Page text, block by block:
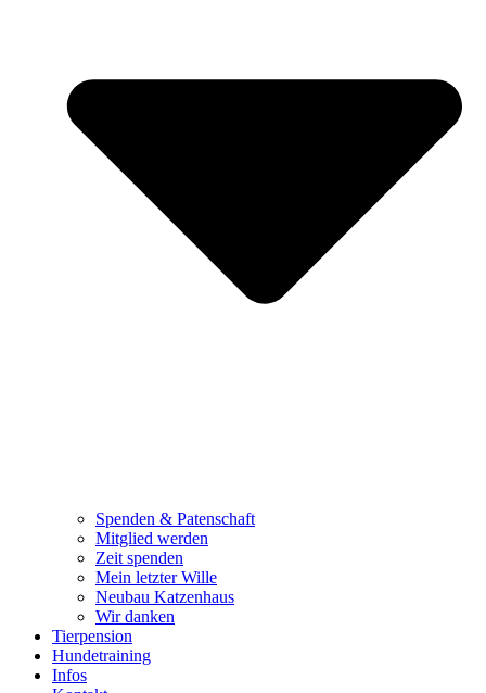
Spenden & Patenschaft
Mitglied werden
Zeit spenden
Mein letzter Wille
Neubau Katzenhaus
Wir danken
Tierpension
Hundetraining
Infos